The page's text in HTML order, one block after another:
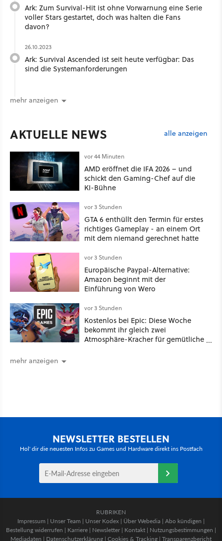
Ark: Zum Survival-Hit ist ohne Vorwarnung eine Serie
voller Stars gestartet, doch was halten die Fans
davon?
26.10.2023
Ark: Survival Ascended ist seit heute verfügbar: Das
sind die Systemanforderungen
mehr anzeigen
AKTUELLE NEWS alle anzeigen
vor 44 Minuten
AMD eröffnet die IFA 2026 – und
schickt den Gaming-Chef auf die
KI-Bühne
vor 3 Stunden
GTA 6 enthüllt den Termin für erstes
richtiges Gameplay - an einem Ort
mit dem niemand gerechnet hatte
vor 3 Stunden
Europäische Paypal-Alternative:
Amazon beginnt mit der
Einführung von Wero
vor 3 Stunden
Kostenlos bei Epic: Diese Woche
bekommt ihr gleich zwei
Atmosphäre-Kracher für gemütliche
mehr anzeigen
NEWSLETTER BESTELLEN
Hol' dir die neuesten Infos zu Games und Hardware direkt ins Postfach
RUBRIKEN
Impressum | Unser Team | Unser Kodex | Über Webedia | Abo kündigen |
Bestellung widerrufen | Karriere | Newsletter | Kontakt | Nutzungsbestimmungen |
Mediadaten | Datenschutzerklärung | Cookies & Tracking | Transparenzbericht